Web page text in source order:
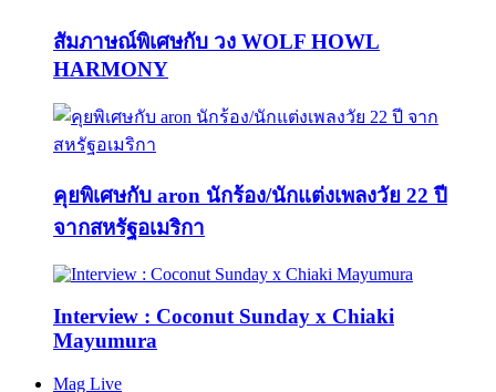
สัมภาษณ์พิเศษกับ วง WOLF HOWL
HARMONY
คุยพิเศษกับ aron นักร้อง/นักแต่งเพลงวัย 22 ปี
จากสหรัฐอเมริกา
Interview : Coconut Sunday x Chiaki
Mayumura
Mag Live